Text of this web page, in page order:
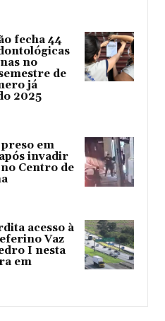
fecha 44
no
de
já
2025
em
invadir
Centro de
acesso à
Vaz
I nesta
em